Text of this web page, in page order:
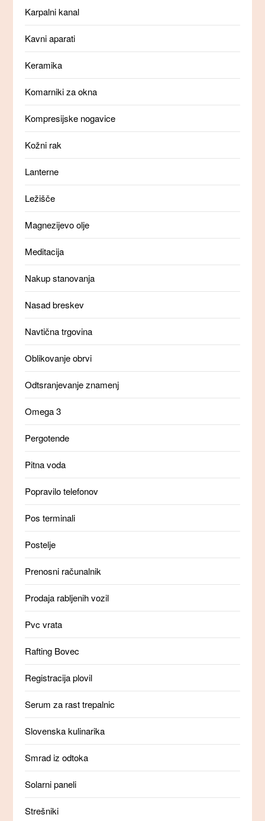
Karpalni kanal
Kavni aparati
Keramika
Komarniki za okna
Kompresijske nogavice
Kožni rak
Lanterne
Ležišče
Magnezijevo olje
Meditacija
Nakup stanovanja
Nasad breskev
Navtična trgovina
Oblikovanje obrvi
Odtsranjevanje znamenj
Omega 3
Pergotende
Pitna voda
Popravilo telefonov
Pos terminali
Postelje
Prenosni računalnik
Prodaja rabljenih vozil
Pvc vrata
Rafting Bovec
Registracija plovil
Serum za rast trepalnic
Slovenska kulinarika
Smrad iz odtoka
Solarni paneli
Strešniki